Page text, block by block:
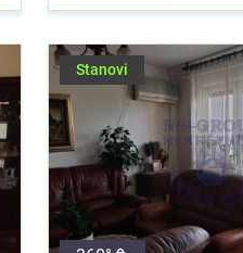
Stanovi